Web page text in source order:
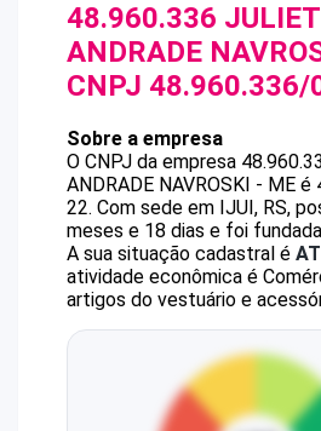
48.960.336
ANDRADE
CNPJ 48.960.336/
Sobre a empresa
O CNPJ da empresa
ANDRADE NAVROSKI - ME é
22. Com sede em IJUI, RS,
meses e 18 dias e foi
A sua situação cadastral é
atividade econômica é
artigos do vestuário e